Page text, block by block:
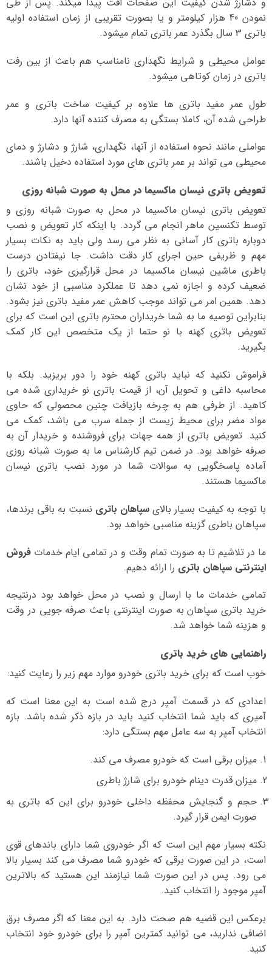
نمودن 40 هزار کیلومتر و یا بصورت تقریبی از زمان استفاده اولیه
باتری 3 سال بگذرد عمر باتری تمام میشود.
عوامل محیطی و شرایط نگهداری نامناسب هم باعث از بین رفت
باتری در زمان کوتاهی میشود.
طول عمر مفید باتری ها علاوه بر کیفیت ساخت باتری و عمر
طراحی شده آن، کاملا بستگی به مصرف کننده آنها دارد.
عواملی مانند نحوه استفاده از آنها، نگهداری، شارژ و دشارژ و دمای
محیطی می تواند بر عمر باتری های مورد استفاده دخیل باشند.
تعویض باتری نیسان ماکسیما در محل به صورت شبانه روزی
تعویض باتری نیسان ماکسیما در محل به صورت شبانه روزی و
توسط تکنسین ماهر انجام می گردد. با اینکه کار تعویض و نصب
دوباره باتری کار آسانی به نظر می رسد ولی باید به نکات بسیار
مهم و ظریفی حین اجرای کار دقت داشت. جا نیفتادن درست
باطری ماشین نیسان ماکسیما در محل قرارگیری خود، باتری را
ضعیف کرده و اجازه نمی دهد تا عملکرد مناسبی از خود نشان
دهد. همین امر می تواند موجب کاهش عمر مفید باتری نیز بشود.
بنابراین توصیه ما به شما خریداران محترم باتری این است که برای
تعویض باتری کهنه با نو حتما از یک متخصص این کار کمک
بگیرید.
فراموش نکنید که نباید باتری کهنه خود را دور بریزید. بلکه با
محاسبه داغی و تحویل آن، از قیمت باتری نو خریداری شده می
کاهید. از طرفی هم به چرخه بازیافت چنین محصولی که حاوی
مواد مضر برای محیط زیست از جمله سرب می باشد، کمک می
کنید. تعویض باتری از همه جهات برای فروشنده و خریدار آن به
صرفه خواهد بود. در ضمن تیم کارشناس ما به صورت شبانه روزی
آماده پاسخگویی به سوالات شما در مورد نصب باتری نیسان
ماکسیما هستند.
با توجه به کیفیت بسیار بالای سپاهان باتری نسبت به باقی برندها،
سپاهان باطری گزینه مناسبی خواهد بود.
ما در تلاشیم تا به صورت تمام وقت و در تمامی ایام خدمات فروش
اینترنتی سپاهان باتری را ارائه دهیم.
تمامی خدمات ما با ارسال و نصب در محل خواهد بود درنتیجه
خرید باتری سپاهان به صورت اینترنتی باعث صرفه جویی در وقت
و هزینه شما خواهد شد.
راهنمایی های خرید باتری
خوب است که برای خرید باتری خودرو موارد مهم زیر را رعایت کنید:
اعدادی که در قسمت آمپر درج شده است به این معنا است که
آمپری که باید شما انتخاب کنید باید در بازه ذکر شده باشد. بازه
انتخاب آمپر به سه عامل مهم بستگی دارد:
میزان برقی است که خودرو مصرف می کند.
میزان قدرت دینام خودرو برای شارژ باطری
حجم و گنجایش محفظه داخلی خودرو برای این که باتری به
صورت ایمن قرار گیرد.
نکته بسیار مهم این است که اگر خودروی شما دارای باندهای قوی
است، در این صورت برقی که خودرو شما مصرف می کند بسیار بالا
می رود. پس در این صورت شما نیازمند این هستید که بالاترین
آمپر موجود را انتخاب کنید.
برعکس این قضیه هم صحت دارد. به این معنا که اگر مصرف برق
اضافی ندارید، می توانید کمترین آمپر را برای خودرو خود انتخاب
کنید.